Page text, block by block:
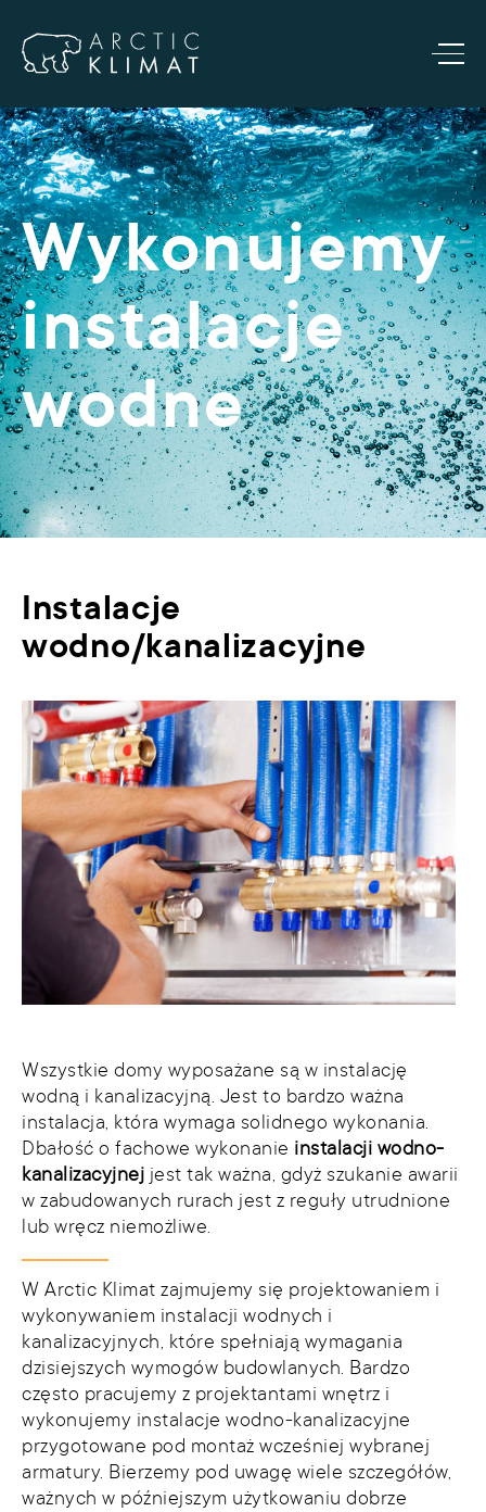
Wykonujemy
instalacje
wodne
Instalacje
wodno/kanalizacyjne
Wszystkie domy wyposażane są w instalację
wodną i kanalizacyjną. Jest to bardzo ważna
instalacja, która wymaga solidnego wykonania.
Dbałość o fachowe wykonanie instalacji wodno-
kanalizacyjnej jest tak ważna, gdyż szukanie awarii
w zabudowanych rurach jest z reguły utrudnione
lub wręcz niemożliwe.
W Arctic Klimat zajmujemy się projektowaniem i
wykonywaniem instalacji wodnych i
kanalizacyjnych, które spełniają wymagania
dzisiejszych wymogów budowlanych. Bardzo
często pracujemy z projektantami wnętrz i
wykonujemy instalacje wodno-kanalizacyjne
przygotowane pod montaż wcześniej wybranej
armatury. Bierzemy pod uwagę wiele szczegółów,
ważnych w późniejszym użytkowaniu dobrze